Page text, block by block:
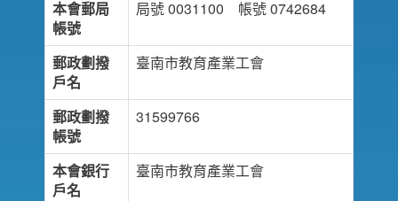
本會郵局
帳號
局號 0031100 帳號 0742684
郵政劃撥
戶名
臺南市教育產業工會
郵政劃撥
帳號
31599766
本會銀行
戶名
臺南市教育產業工會